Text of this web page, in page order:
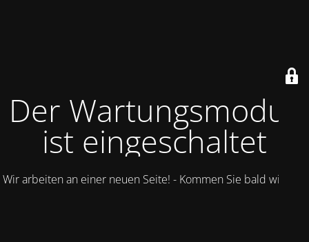
Der Wartungsmodus
ist eingeschaltet
Wir arbeiten an einer neuen Seite! - Kommen Sie bald wieder.